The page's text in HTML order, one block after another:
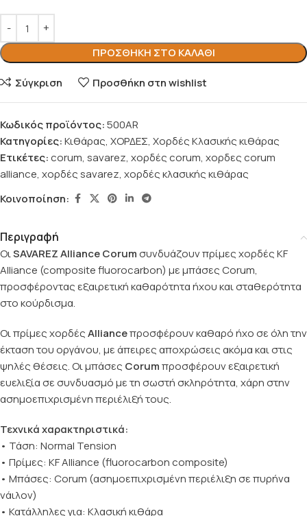
ΠΡΟΣΘΉΚΗ ΣΤΟ ΚΑΛΆΘΙ
Σύγκριση Προσθήκη στη wishlist
Κωδικός προϊόντος:500AR
Κατηγορίες:Κιθάρας, ΧΟΡΔΕΣ, Χορδές Κλασικής κιθάρας
Ετικέτες:corum, savarez, χορδές corum, χορδες corum
alliance, χορδές savarez, χορδές κλασικής κιθάρας
Κοινοποίηση:
Περιγραφή
ΟιSAVAREZ Alliance Corumσυνδυάζουν πρίμες χορδές KF
Alliance (composite fluorocarbon) με μπάσες Corum,
προσφέροντας εξαιρετική καθαρότητα ήχου και σταθερότητα
στο κούρδισμα.
Οι πρίμες χορδέςAllianceπροσφέρουν καθαρό ήχο σε όλη την
έκταση του οργάνου, με άπειρες αποχρώσεις ακόμα και στις
ψηλές θέσεις. Οι μπάσες Corumπροσφέρουν εξαιρετική
ευελιξία σε συνδυασμό με τη σωστή σκληρότητα, χάρη στην
ασημοεπιχρισμένη περιέλιξή τους.
Τεχνικά χαρακτηριστικά:
• Τάση: Normal Tension
• Πρίμες: KF Alliance (fluorocarbon composite)
• Μπάσες: Corum (ασημοεπιχρισμένη περιέλιξη σε πυρήνα
νάιλον)
• Κατάλληλες για: Κλασική κιθάρα